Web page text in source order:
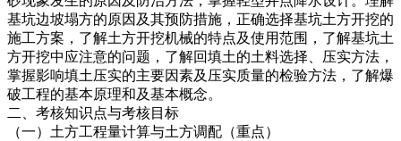
基坑边坡塌方的原因及其预防措施，正确选择基坑土方开挖的
施工方案，了解土方开挖机械的特点及使用范围，了解基坑土
方开挖中应注意的问题，了解回填土的土料选择、压实方法，
掌握影响填土压实的主要因素及压实质量的检验方法，了解爆
破工程的基本原理和及基本概念。
二、考核知识点与考核目标
（一）土方工程量计算与土方调配（重点）